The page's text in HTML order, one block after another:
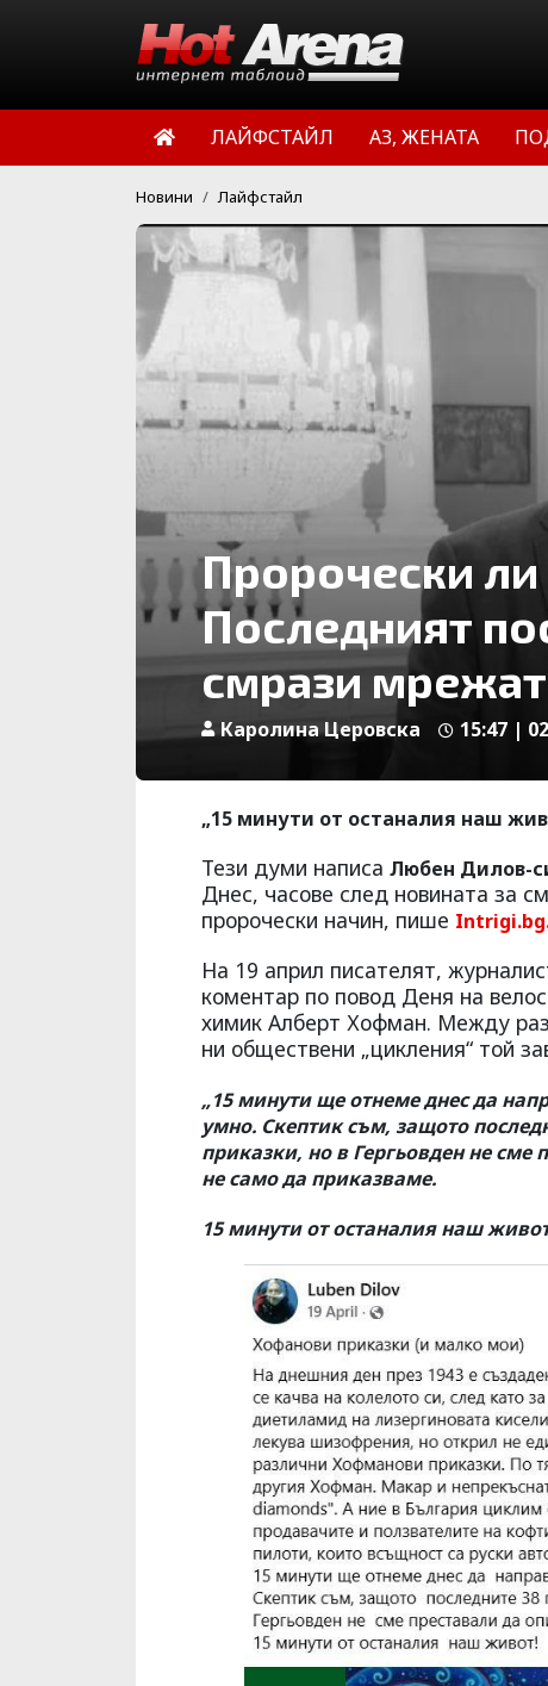
ЛАЙФСТАЙЛ АЗ, ЖЕНАТА
Новини Лайфстайл
Пророчески ли
Последният
смрази
Каролина Церовска 15:47 |
„15 минути от останалия наш
Тези думи написа Любен Дилов-
Днес, часове след новината за
пророчески начин, пише
На 19 април писателят,
коментар по повод Деня на
химик Алберт Хофман. Между
ни обществени „цикления“ той
„15 минути ще отнеме днес да
умно. Скептик съм, защото
приказки, но в Гергьовден не
не само да приказваме.
15 минути от останалия наш